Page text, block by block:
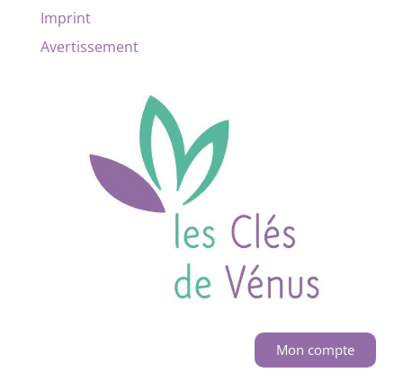
Imprint
Avertissement
Mon compte